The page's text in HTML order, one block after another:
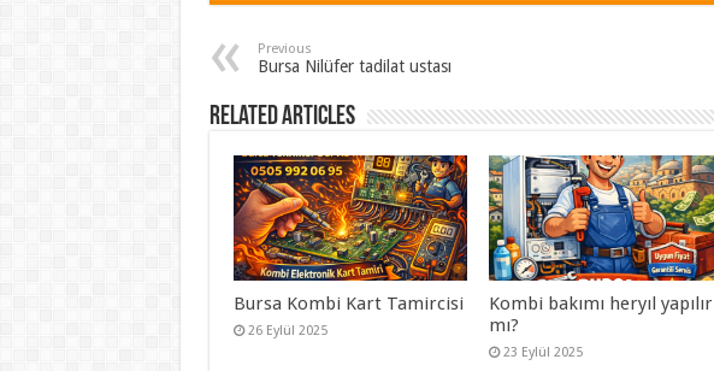
Previous
Bursa Nilüfer tadilat ustası
Related Articles
Bursa Kombi Kart Tamircisi
26 Eylül 2025
Kombi bakımı heryıl yapılır
mı?
23 Eylül 2025